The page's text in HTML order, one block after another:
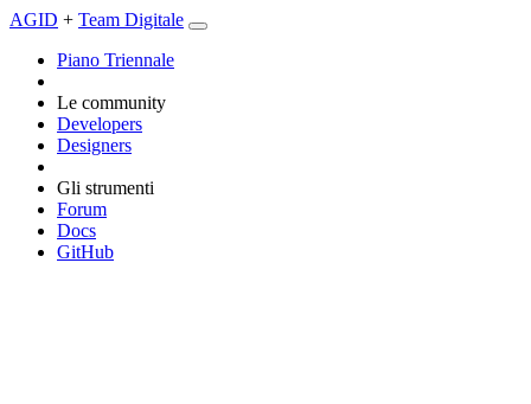
AGID + Team Digitale
Piano Triennale
Le community
Developers
Designers
Gli strumenti
Forum
Docs
GitHub